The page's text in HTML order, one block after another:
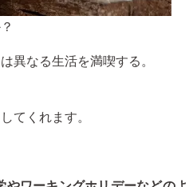
異なる生活を満喫する。
てくれます。